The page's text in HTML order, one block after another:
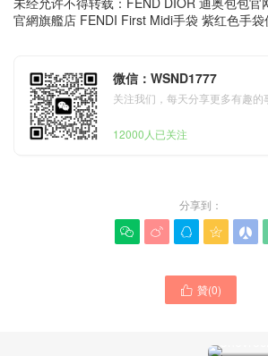
官網旗艦店 FENDI First Midi手袋 紫红色手袋
微信：WSND1777
关注我们，每天分享更多有趣的
12000人已关注
分享到：
    
 贊(0)
Goyard